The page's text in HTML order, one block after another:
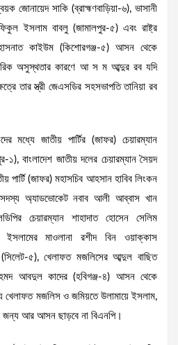
জোনায়েদ সাকি (ব্রাহ্মণবাড়িয়া-৬), ভাসানী
ইসলাম বাবলু (জামালপুর-৫) এবং রাষ্ট্র
কাইউম (কিশোরগঞ্জ-৫) আসন থেকে
অসুস্থতার কারণে আ স ম আব্দুর রব যদি
তার স্ত্রী জেএসডির সহসভাপতি তানিয়া রব
মধ্যে জাতীয় পার্টির (জাফর) চেয়ারম্যান
১), বাংলাদেশ জাতীয় দলের চেয়ারম্যান সৈয়দ
পার্টি (জাফর) মহাসচিব আহসান হাবিব লিংকন
সদস্য অ্যাডভোকেট নবাব আলী আব্বাস খান
চেয়ারম্যান শাহাদাত হোসেন সেলিম
ইসলামের মাওলানা রশীদ বিন ওয়াক্কাস
৫), খেলাফত মজলিসের আব্দুল বাছিত
আবদুল কাদের (হবিগঞ্জ-৪) আসন থেকে
খেলাফত মজলিস ও জমিয়তে উলামায়ে ইসলাম,
জন্য আর আসন ছাড়বে না বিএনপি।